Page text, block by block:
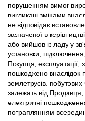
порушенням вимог
викликані змінами
не відповідає
зазначеної в
або вийшов із ладу у
установки, підключення,
Покупця, експлуатації,
пошкоджено внаслідок
землетрусів,
залежать від
електричні
потраплянням